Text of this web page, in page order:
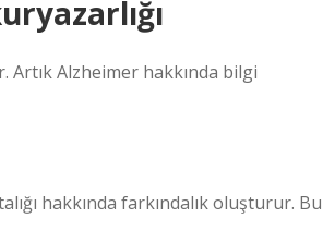
Alzheimer hakkında bilgi
hakkında farkındalık oluşturur. Bu